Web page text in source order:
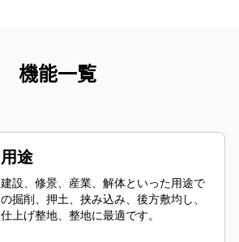
機能一覧
用途
建設、修景、産業、解体といった用途で
の掘削、押土、挟み込み、後方敷均し、
仕上げ整地、整地に最適です。